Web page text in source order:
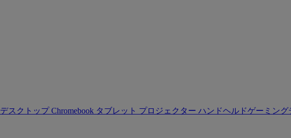
デスクトップChromebook タブレット プロジェクター ハンドヘルドゲーミン